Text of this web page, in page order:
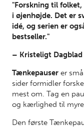
"Forskning til
i øjenhøjde. Det er
idé, og serien er
bestseller."
– Kristeligt Dagblad
Tænkepauser er
sider formidler
mest om. Tag en
og kærlighed til
Den første